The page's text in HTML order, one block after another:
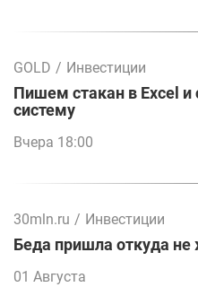
GOLD / Инвестиции
Пишем стакан в Excel и
систему
Вчера 18:00
30mln.ru / Инвестиции
Беда пришла откуда
01 Августа